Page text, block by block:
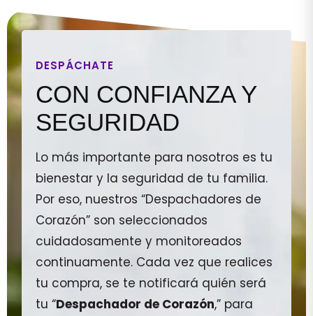
DESPÁCHATE
CON CONFIANZA Y
SEGURIDAD
Lo más importante para nosotros es tu
bienestar y la seguridad de tu familia.
Por eso, nuestros “Despachadores de
Corazón” son seleccionados
cuidadosamente y monitoreados
continuamente. Cada vez que realices
tu compra, se te notificará quién será
tu “Despachador de Corazón,” para